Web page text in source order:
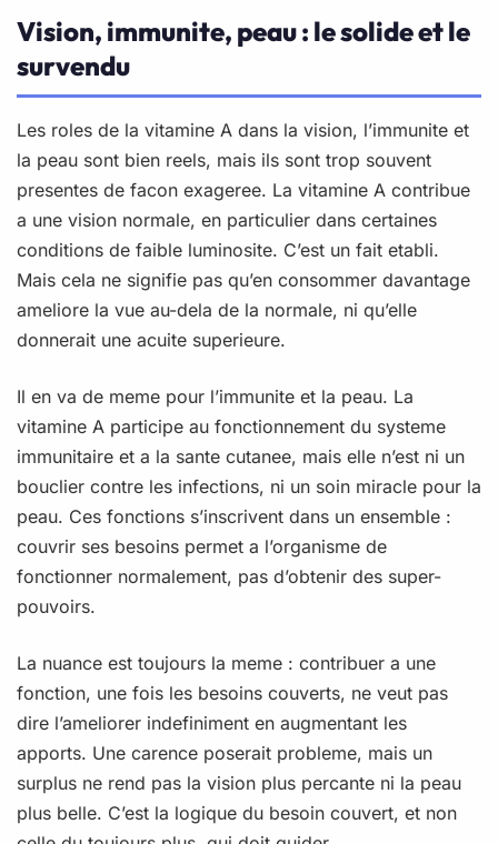
Vision, immunite, peau : le solide et le
survendu
Les roles de la vitamine A dans la vision, l’immunite et
la peau sont bien reels, mais ils sont trop souvent
presentes de facon exageree. La vitamine A contribue
a une vision normale, en particulier dans certaines
conditions de faible luminosite. C’est un fait etabli.
Mais cela ne signifie pas qu’en consommer davantage
ameliore la vue au-dela de la normale, ni qu’elle
donnerait une acuite superieure.
Il en va de meme pour l’immunite et la peau. La
vitamine A participe au fonctionnement du systeme
immunitaire et a la sante cutanee, mais elle n’est ni un
bouclier contre les infections, ni un soin miracle pour la
peau. Ces fonctions s’inscrivent dans un ensemble :
couvrir ses besoins permet a l’organisme de
fonctionner normalement, pas d’obtenir des super-
pouvoirs.
La nuance est toujours la meme : contribuer a une
fonction, une fois les besoins couverts, ne veut pas
dire l’ameliorer indefiniment en augmentant les
apports. Une carence poserait probleme, mais un
surplus ne rend pas la vision plus percante ni la peau
plus belle. C’est la logique du besoin couvert, et non